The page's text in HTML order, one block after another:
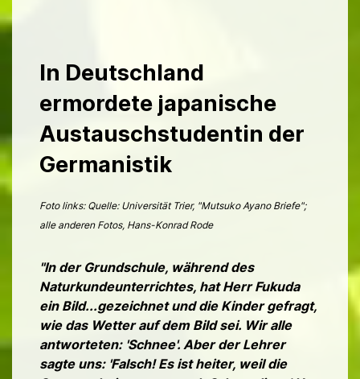
In Deutschland
ermordete japanische
Austauschstudentin der
Germanistik
Foto links: Quelle: Universität Trier, "Mutsuko Ayano Briefe";
alle anderen Fotos, Hans-Konrad Rode
"In der Grundschule, während des
Naturkundeunterrichtes, hat Herr Fukuda
ein Bild...gezeichnet und die Kinder gefragt,
wie das Wetter auf dem Bild sei. Wir alle
antworteten: 'Schnee'. Aber der Lehrer
sagte uns: 'Falsch! Es ist heiter, weil die